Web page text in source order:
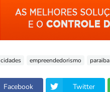
cidades empreendedorismo paraiba
Facebook Twitter